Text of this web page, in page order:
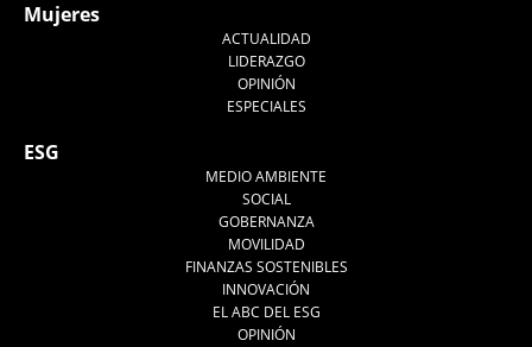
Mujeres
ACTUALIDAD
LIDERAZGO
OPINIÓN
ESPECIALES
ESG
MEDIO AMBIENTE
SOCIAL
GOBERNANZA
MOVILIDAD
FINANZAS SOSTENIBLES
INNOVACIÓN
EL ABC DEL ESG
OPINIÓN